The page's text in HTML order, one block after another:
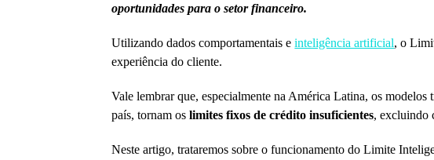
oportunidades para o setor financeiro.
Utilizando dados comportamentais einteligência artificial, o
experiência do cliente.
Vale lembrar que, especialmente na América Latina, os
país, tornam os limites fixos de crédito insuficientes, excluindo
Neste artigo, trataremos sobre o funcionamento do Limite